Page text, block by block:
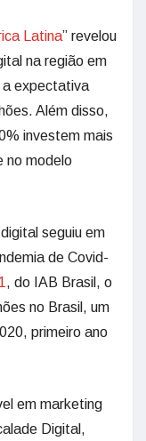
Latina” revelou
na região em
a expectativa
Além disso,
investem mais
no modelo
seguiu em
de Covid-
, do IAB Brasil, o
no Brasil, um
primeiro ano
em marketing
Digital,